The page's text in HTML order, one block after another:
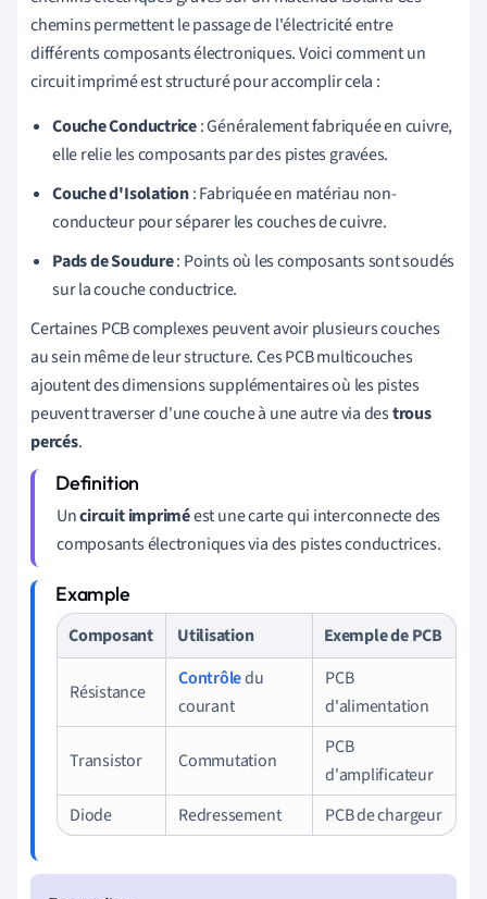
chemins permettent le passage de l'électricité entre
différents composants électroniques. Voici comment un
circuit imprimé est structuré pour accomplir cela :
Couche Conductrice: Généralement fabriquée en cuivre,
elle relie les composants par des pistes gravées.
Couche d'Isolation: Fabriquée en matériau non-
conducteur pour séparer les couches de cuivre.
Pads de Soudure: Points où les composants sont soudés
sur la couche conductrice.
Certaines PCB complexes peuvent avoir plusieurs couches
au sein même de leur structure. Ces PCB multicouches
ajoutent des dimensions supplémentaires où les pistes
peuvent traverser d'une couche à une autre via destrous
percés.
Uncircuit impriméest une carte qui interconnecte des
composants électroniques via des pistes conductrices.
Composant Utilisation Exemple de PCB
Résistance
Contrôledu
courant
PCB
d'alimentation
Transistor Commutation
PCB
d'amplificateur
Diode
Redressement PCB de chargeur